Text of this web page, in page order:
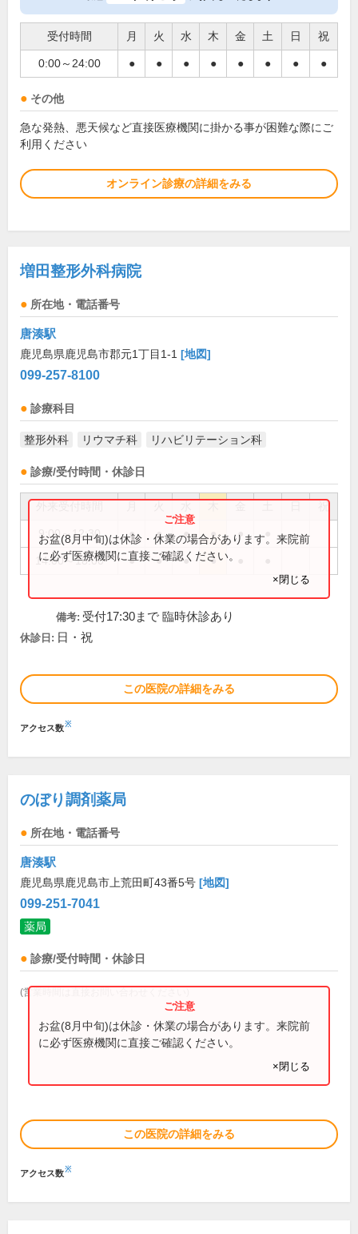
受付時間 月 火 水 木 金 土 日 祝
0:00～24:00 ● ● ● ● ● ● ● ●
その他
急な発熱、悪天候など直接医療機関に掛かる事が困難な際にご
利用ください
オンライン診療の詳細をみる
増田整形外科病院
所在地・電話番号
唐湊駅
鹿児島県鹿児島市郡元1丁目1-1 [地図]
099-257-8100
診療科目
整形外科 リウマチ科 リハビリテーション科
診療/受付時間・休診日
祝
9:00～12:30 ● ● ● ● ●
14:00～18:00 ● ● ● ●
お盆(8月中旬)は休診・休業の場合があります。来院前
に必ず医療機関に直接ご確認ください。
×閉じる
備考: 受付17:30まで 臨時休診あり
休診日: 日・祝
この医院の詳細をみる
アクセス数※
のぼり調剤薬局
所在地・電話番号
唐湊駅
鹿児島県鹿児島市上荒田町43番5号 [地図]
099-251-7041
薬局
診療/受付時間・休診日
(営業時間は直接お問い合わせください)
お盆(8月中旬)は休診・休業の場合があります。来院前
に必ず医療機関に直接ご確認ください。
×閉じる
この医院の詳細をみる
アクセス数※